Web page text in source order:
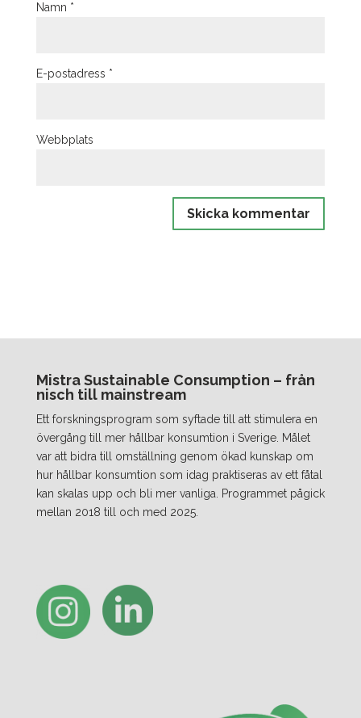
Namn *
E-postadress *
Webbplats
Mistra Sustainable Consumption – från
nisch till mainstream
Ett forskningsprogram som syftade till att stimulera en
övergång till mer hållbar konsumtion i Sverige. Målet
var att bidra till omställning genom ökad kunskap om
hur hållbar konsumtion som idag praktiseras av ett fåtal
kan skalas upp och bli mer vanliga. Programmet pågick
mellan 2018 till och med 2025.